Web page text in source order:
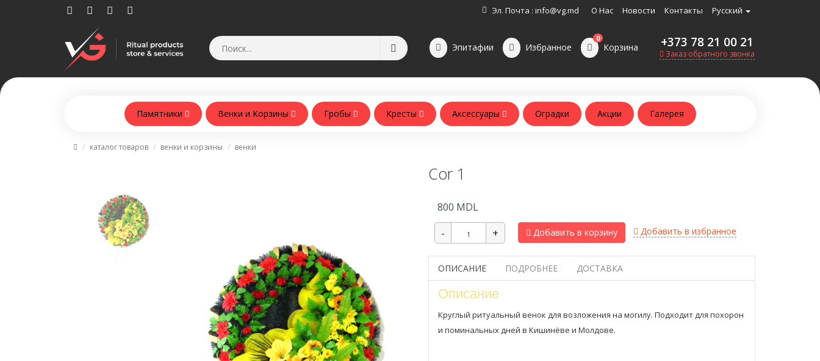
Эл. Почта : info@vg.md О Нас Новости Контакты Русский
Эпитафии Избранное Корзина
0 +373 78 21 00 21
Заказ обратного звонка
Памятники Венки и Корзины Гробы Кресты Аксессуары Оградки Акции Галерея
каталог товаров венки и корзины венки
Cor 1
800 MDL
Добавить в корзину Добавить в избранное
ОПИСАНИЕ ПОДРОБНЕЕ ДОСТАВКА
Описание
Круглый ритуальный венок для возложения на могилу. Подходит для похорон
и поминальных дней в Кишинёве и Молдове.